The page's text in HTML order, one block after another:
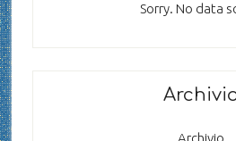
Sorry. No data